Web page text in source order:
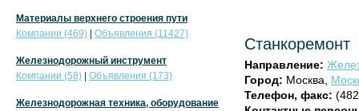
Станкоремонт
Направление:
Город: Москва,
Телефон, факс:
Материалы верхнего строения пути
Компании (469)
Объявления (11427)
Железнодорожный инструмент
Компании (58)
Объявления (173)
Железнодорожная техника, оборудование